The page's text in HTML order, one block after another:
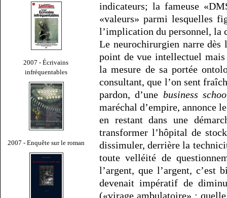
2007 - Écrivains
infréquentables
2007 - Enquête sur le roman
indicateurs; la fameuse
«valeurs» parmi lesquelles
l’implication du personnel, la
Le neurochirurgien narre dès
point de vue intellectuel
la mesure de sa portée
consultant, que l’on sent
pardon, d’une business
maréchal d’empire, annonce
en restant dans une
transformer l’hôpital de
dissimuler, derrière la
toute velléité de
l’argent, que l’argent, c’est
devenait impératif de
(«virage ambulatoire» :